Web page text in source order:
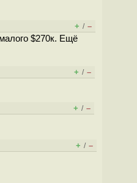
+ / –
$270к. Ещё
+ / –
+ / –
+ / –